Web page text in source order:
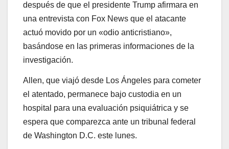
después de que el presidente Trump afirmara en
una entrevista con Fox News que el atacante
actuó movido por un «odio anticristiano»,
basándose en las primeras informaciones de la
investigación.
Allen, que viajó desde Los Ángeles para cometer
el atentado, permanece bajo custodia en un
hospital para una evaluación psiquiátrica y se
espera que comparezca ante un tribunal federal
de Washington D.C. este lunes.